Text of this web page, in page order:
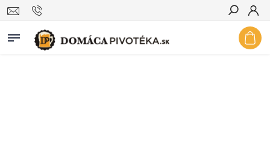
Hľadať